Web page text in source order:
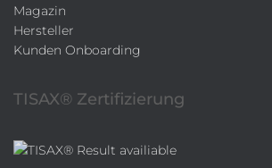
Magazin
Hersteller
Kunden Onboarding
TISAX® Zertifizierung